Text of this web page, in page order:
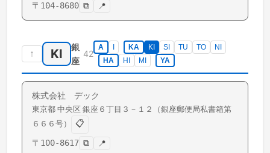
〒 104-8680 ⧉ 📍
↑ KI
銀
座
42
A KA KI SI TU TO
NI
HA
HI MI YA
株式会社 デック
東京都 中央区 銀座 ６丁目３－１２（銀座郵便局私書箱第
６６６号）
📋
〒 100-8617 ⧉ 📍